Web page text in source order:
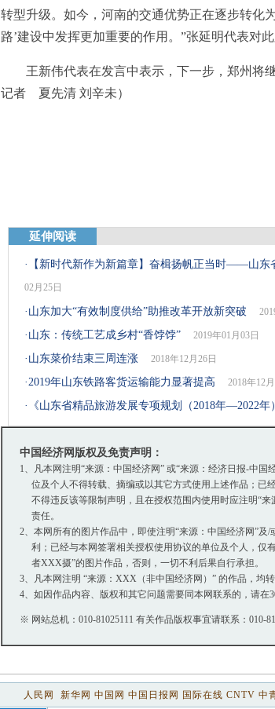
转型升级。如今，河南的交通优势正在逐步转化
路’建设中发挥更加重要的作用。”张延明代表对此
王新伟代表在发言中表示，下一步，郑州将继
记者 夏先清 刘辛未）
延伸阅读
· 【新时代新作为新篇章】奋楫扬帆正当时——山东
02月25日
· 山东加大“有效制度供给”助推改革开放新突破
· 山东：传统工艺成乡村“香饽饽” 2019年01月03日
· 山东菜价结束三周连涨 2018年12月26日
·2019年山东铁路客货运输能力显著提高 2018年12
· 《山东省精品旅游发展专项规划（2018年—2022年
中国经济网版权及免责声明：
1、凡本网注明“来源：中国经济网” 或“来源：经济日报-中
位及个人不得转载、摘编或以其它方式使用上述作品；已
不得违反该等限制声明，且在授权范围内使用时应注明“来
责任。
2、本网所有的图片作品中，即使注明“来源：中国经济网”及
利；已经与本网签署相关授权使用协议的单位及个人，仅
者XXX摄”的图片作品，否则，一切不利后果自行承担。
3、凡本网注明 “来源：XXX（非中国经济网）” 的作品，均
4、如因作品内容、版权和其它问题需要同本网联系的，请在
※ 网站总机：010-81025111 有关作品版权事宜请联系：010-